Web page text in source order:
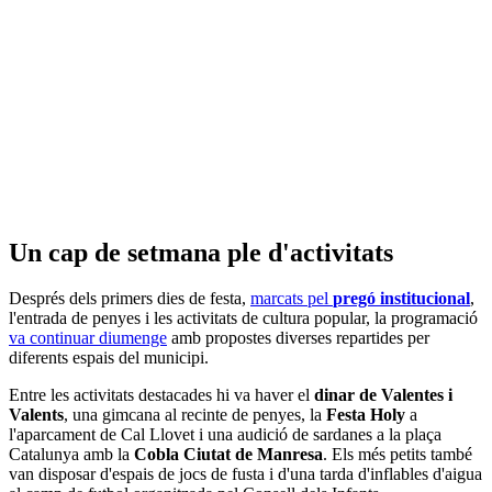
Un cap de setmana ple d'activitats
Després dels primers dies de festa, marcats pel pregó institucional,
l'entrada de penyes i les activitats de cultura popular, la programació
va continuar diumenge amb propostes diverses repartides per
diferents espais del municipi.
Entre les activitats destacades hi va haver el dinar de Valentes i
Valents, una gimcana al recinte de penyes, la Festa Holy a
l'aparcament de Cal Llovet i una audició de sardanes a la plaça
Catalunya amb la Cobla Ciutat de Manresa. Els més petits també
van disposar d'espais de jocs de fusta i d'una tarda d'inflables d'aigua